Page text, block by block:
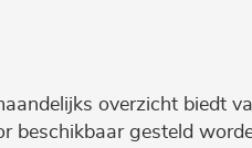
overzicht biedt
beschikbaar gesteld